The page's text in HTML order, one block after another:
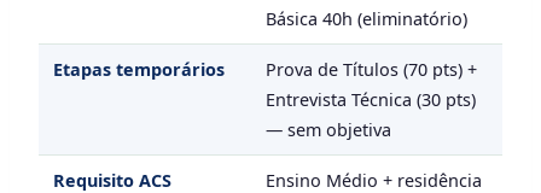
Básica 40h (eliminatório)
Etapas temporários
Prova de Títulos (70 pts) +
Entrevista Técnica (30 pts)
— sem objetiva
Requisito ACS
Ensino Médio + residência